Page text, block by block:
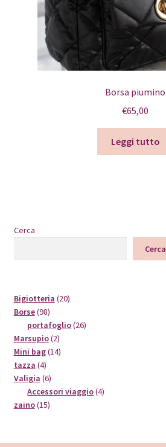
Borsa piumino
€65,00
Leggi tutto
Cerca
Cerca
Bigiotteria 2020
Borse 9898
prodotti
portafoglio 2626
Marsupio 22
prodotti
Mini bag 1414
tazza 44
prodotti
Valigia 66
prodotti
Accessori viaggio 44
zaino 1515